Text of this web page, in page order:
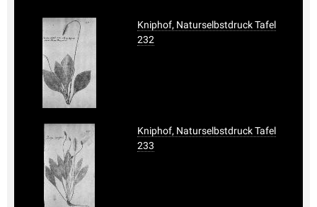
Kniphof, Naturselbstdruck Tafel
232
Kniphof, Naturselbstdruck Tafel
233